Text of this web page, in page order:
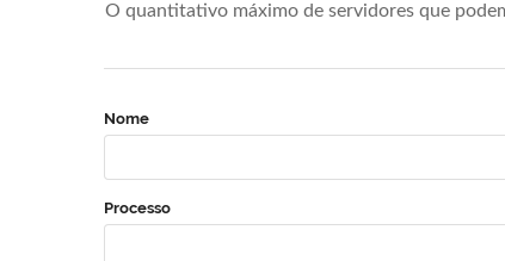
O quantitativo máximo de servidores que
Nome
Processo